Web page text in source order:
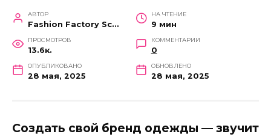
АВТОР
Fashion Factory School
НА ЧТЕНИЕ
9 мин
ПРОСМОТРОВ
13.6к.
КОММЕНТАРИИ
0
ОПУБЛИКОВАНО
28 мая, 2025
ОБНОВЛЕНО
28 мая, 2025
Создать свой бренд одежды — звучит